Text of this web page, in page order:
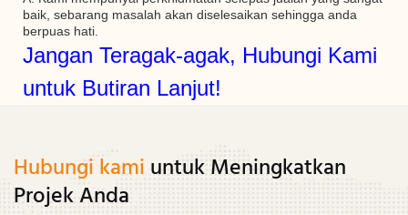
baik, sebarang masalah akan diselesaikan sehingga anda
berpuas hati.
Jangan Teragak-agak, Hubungi Kami
untuk Butiran Lanjut!
Hubungi kami untuk Meningkatkan
Projek Anda